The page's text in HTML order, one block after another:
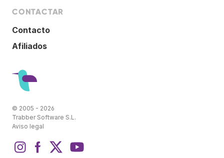
CONTACTAR
Contacto
Afiliados
© 2005 - 2026
Trabber Software S.L.
Aviso legal